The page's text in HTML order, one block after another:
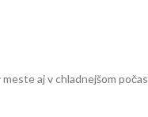
aj v chladnejšom